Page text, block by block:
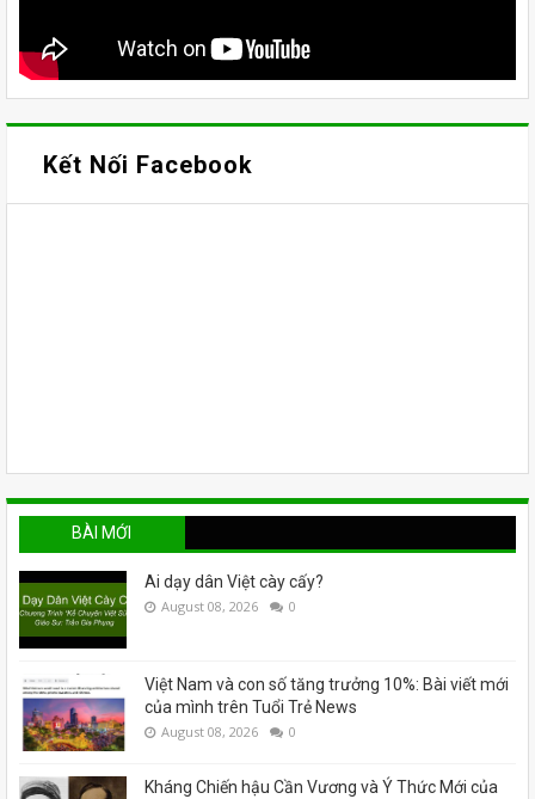
Kết Nối Facebook
BÀI MỚI
Ai dạy dân Việt cày cấy?
August 08, 2026 0
Việt Nam và con số tăng trưởng 10%: Bài viết mới
của mình trên Tuổi Trẻ News
August 08, 2026 0
Kháng Chiến hậu Cần Vương và Ý Thức Mới của